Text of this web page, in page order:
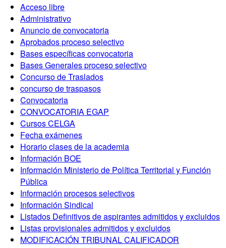
Acceso libre
Administrativo
Anuncio de convocatoria
Aprobados proceso selectivo
Bases específicas convocatoria
Bases Generales proceso selectivo
Concurso de Traslados
concurso de traspasos
Convocatoria
CONVOCATORIA EGAP
Cursos CELGA
Fecha exámenes
Horario clases de la academia
Información BOE
Información Ministerio de Política Territorial y Función
Pública
Información procesos selectivos
Información Sindical
Listados Definitivos de aspirantes admitidos y excluidos
Listas provisionales admitidos y excluidos
MODIFICACIÓN TRIBUNAL CALIFICADOR